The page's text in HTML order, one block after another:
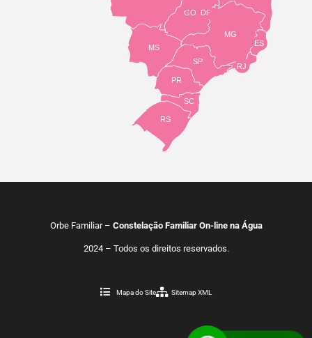
MS
GO
PR
SC
RS
SP
MG
RJ
ES
DF
Orbe Familiar – Constelação Familiar On-line na Água
2024 – Todos os direitos reservados.
Mapa do Site Sitemap XML